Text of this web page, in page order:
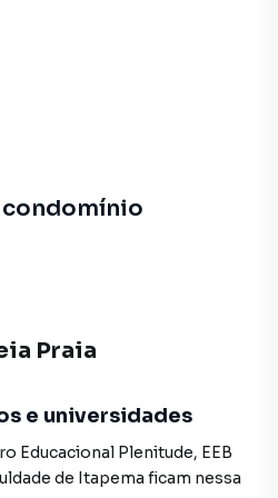
e mobiliado;
parcelado em até 48 vezes
um de nossos
Praia
e universidades
Educacional Plenitude, EEB
de Itapema ficam nessa